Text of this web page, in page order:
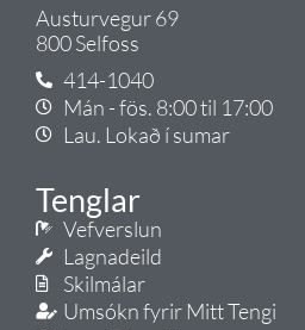
Austurvegur 69
800 Selfoss
414-1040
Mán - fös. 8:00 til 17:00
Lau. Lokað í sumar
Tenglar
Vefverslun
Lagnadeild
Skilmálar
Umsókn fyrir Mitt Tengi